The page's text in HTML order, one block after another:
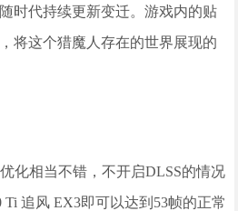
时代持续更新变迁。游戏内的贴
将这个猎魔人存在的世界展现的
化相当不错，不开启DLSS的情况
Ti 追风 EX3即可以达到53帧的正常